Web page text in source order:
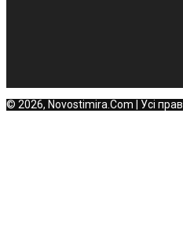
© 2026, Novostimira.Com | Усі